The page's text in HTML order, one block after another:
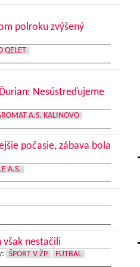
polroku zvýšený
QELET
Nesústreďujeme
A.S. KALINOVO
počasie, zábava bola
A.S.
však nestačili
ŠPORT V ŽP FUTBAL